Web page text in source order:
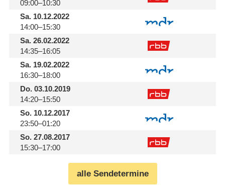
09:00–10:30
Sa.10.12.2022
14:00–15:30
Sa.26.02.2022
14:35–16:05
Sa.19.02.2022
16:30–18:00
Do.03.10.2019
14:20–15:50
So.10.12.2017
23:50–01:20
So.27.08.2017
15:30–17:00
alle Sendetermine